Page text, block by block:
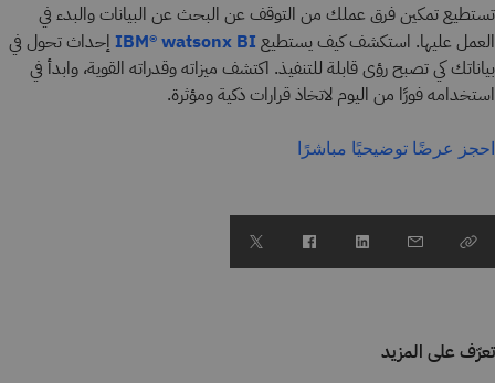
تستطيع تمكين فرق عملك من التوقف عن البحث عن البيانات والبدء في
العمل عليها. استكشف كيف يستطيع IBM® watsonx BI إحداث تحول في
بياناتك كي تصبح رؤى قابلة للتنفيذ. اكتشف ميزاته وقدراته القوية، وابدأ في
استخدامه فورًا من اليوم لاتخاذ قرارات ذكية ومؤثرة.
احجز عرضًا توضيحيًا مباشرًا
تعرّف على المزيد